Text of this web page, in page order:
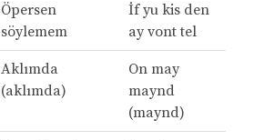
Öpersen
söylemem
İf yu kis den
ay vont tel
Aklımda
(aklımda)
On may
maynd
(maynd)